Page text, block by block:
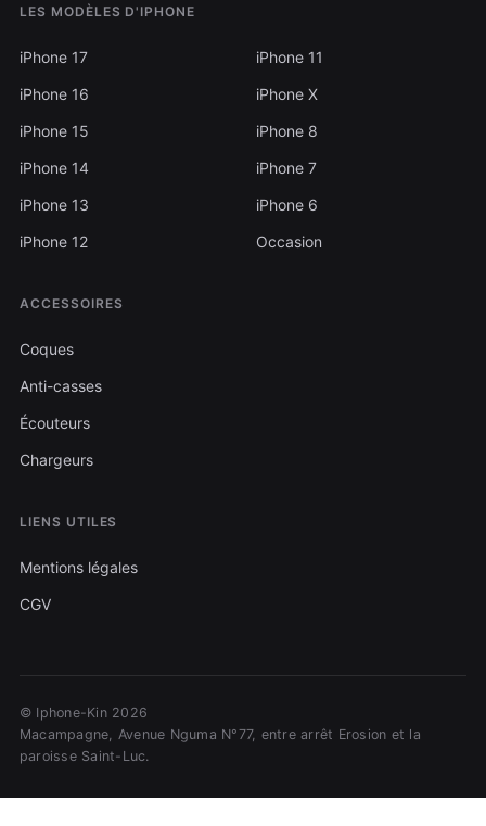
LES MODÈLES D'IPHONE
iPhone 17
iPhone 16
iPhone 15
iPhone 14
iPhone 13
iPhone 12
iPhone 11
iPhone X
iPhone 8
iPhone 7
iPhone 6
Occasion
ACCESSOIRES
Coques
Anti-casses
Écouteurs
Chargeurs
LIENS UTILES
Mentions légales
CGV
© Iphone-Kin 2026
Macampagne, Avenue Nguma N°77, entre arrêt Erosion et la
paroisse Saint-Luc.